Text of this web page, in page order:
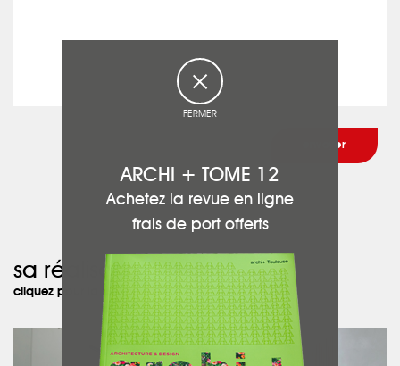
sa réalisation :
cliquez pour la découvrir
FERMER
ARCHI + TOME 12
Achetez la revue en ligne
frais de port offerts